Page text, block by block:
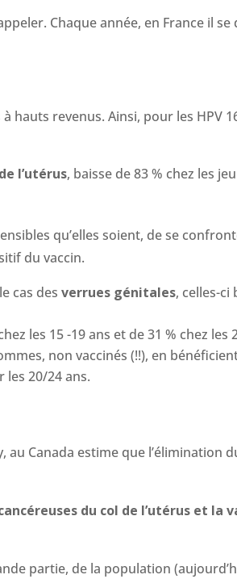
Chaque année, en France il
hauts revenus. Ainsi, pour les HPV
l’utérus, baisse de 83 % chez les
qu’elles soient, de se
du vaccin.
cas desverrues génitales, celles-ci
les 15 -19 ans et de 31 % chez les
non vaccinés (!!), en
les 20/24 ans.
Canada estime que l’élimination
du col de l’utérus et la
partie, de la population